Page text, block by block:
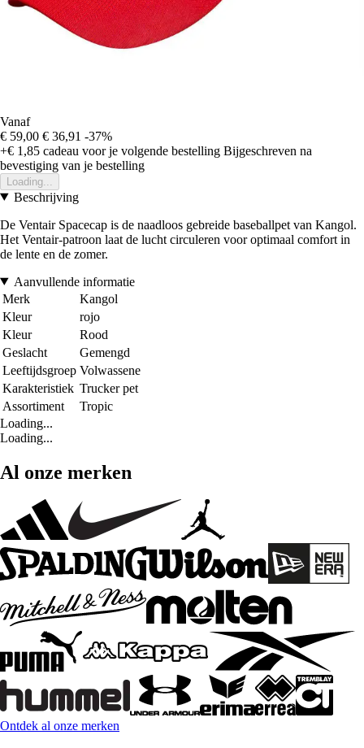
Vanaf
€ 59,00 € 36,91 -37%
+€ 1,85 cadeau voor je volgende bestelling Bijgeschreven na
bevestiging van je bestelling
Loading...
Beschrijving
De Ventair Spacecap is de naadloos gebreide baseballpet van Kangol.
Het Ventair-patroon laat de lucht circuleren voor optimaal comfort in
de lente en de zomer.
Aanvullende informatie
Merk
Kangol
Kleur
rojo
Kleur
Rood
Geslacht
Gemengd
Leeftijdsgroep Volwassene
Karakteristiek Trucker pet
Assortiment
Tropic
Loading...
Loading...
Al onze merken
Ontdek al onze merken